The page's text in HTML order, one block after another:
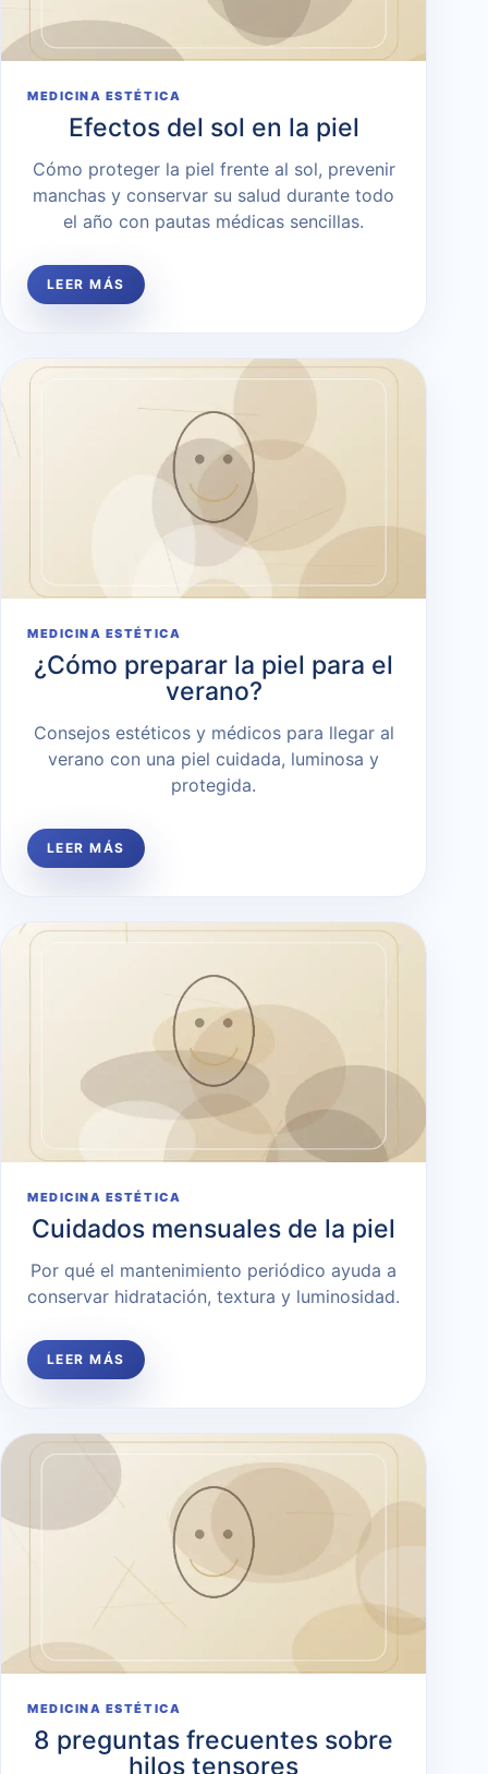
MEDICINA ESTÉTICA
Efectos del sol en la piel
Cómo proteger la piel frente al sol, prevenir
manchas y conservar su salud durante todo
el año con pautas médicas sencillas.
LEER MÁS
MEDICINA ESTÉTICA
¿Cómo preparar la piel para el
verano?
Consejos estéticos y médicos para llegar al
verano con una piel cuidada, luminosa y
protegida.
LEER MÁS
MEDICINA ESTÉTICA
Cuidados mensuales de la piel
Por qué el mantenimiento periódico ayuda a
conservar hidratación, textura y luminosidad.
LEER MÁS
MEDICINA ESTÉTICA
8 preguntas frecuentes sobre
hilos tensores